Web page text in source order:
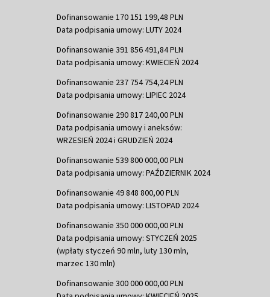
Dofinansowanie 170 151 199,48 PLN
Data podpisania umowy: LUTY 2024
Dofinansowanie 391 856 491,84 PLN
Data podpisania umowy: KWIECIEŃ 2024
Dofinansowanie 237 754 754,24 PLN
Data podpisania umowy: LIPIEC 2024
Dofinansowanie 290 817 240,00 PLN
Data podpisania umowy i aneksów:
WRZESIEŃ 2024 i GRUDZIEŃ 2024
Dofinansowanie 539 800 000,00 PLN
Data podpisania umowy: PAŹDZIERNIK 2024
Dofinansowanie 49 848 800,00 PLN
Data podpisania umowy: LISTOPAD 2024
Dofinansowanie 350 000 000,00 PLN
Data podpisania umowy: STYCZEŃ 2025
(wpłaty styczeń 90 mln, luty 130 mln,
marzec 130 mln)
Dofinansowanie 300 000 000,00 PLN